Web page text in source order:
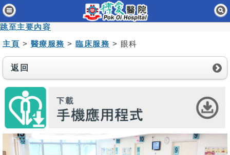
跳至主要內容
主頁
醫療服務
醫護專業人員
消息及活動
關於我們
聯絡我們
主頁 > 醫療服務 > 臨床服務 > 眼科
返回